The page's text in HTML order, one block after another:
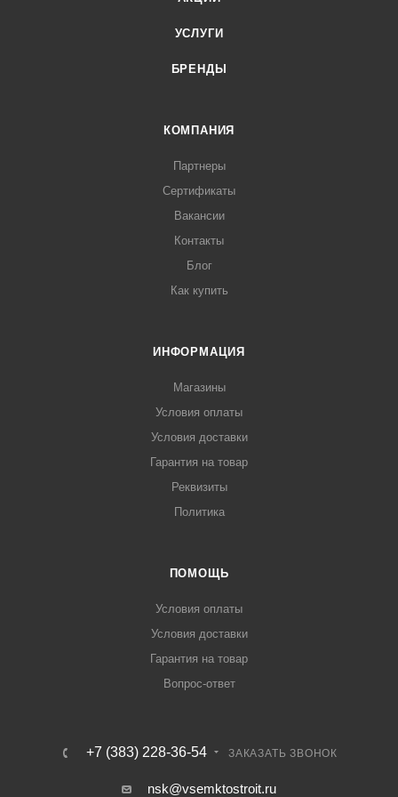
УСЛУГИ
БРЕНДЫ
КОМПАНИЯ
Партнеры
Сертификаты
Вакансии
Контакты
Блог
Как купить
ИНФОРМАЦИЯ
Магазины
Условия оплаты
Условия доставки
Гарантия на товар
Реквизиты
Политика
ПОМОЩЬ
Условия оплаты
Условия доставки
Гарантия на товар
Вопрос-ответ
+7 (383) 228-36-54 ЗАКАЗАТЬ ЗВОНОК
nsk@vsemktostroit.ru